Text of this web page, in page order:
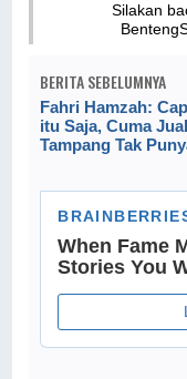
Silakan
BERITA SEBELUMNYA
Fahri Hamzah:
itu Saja, Cuma Jual
Tampang Tak